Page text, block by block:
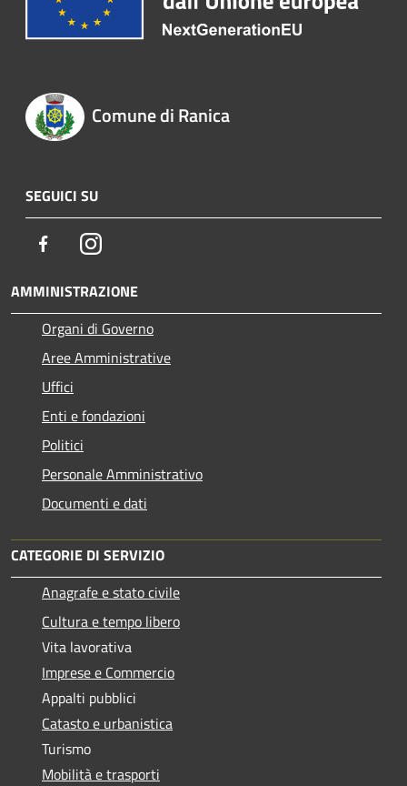
Comune di Ranica
SEGUICI SU
FacebookInstagram
AMMINISTRAZIONE
Organi di Governo
Aree Amministrative
Uffici
Enti e fondazioni
Politici
Personale Amministrativo
Documenti e dati
CATEGORIE DI SERVIZIO
Anagrafe e stato civile
Cultura e tempo libero
Vita lavorativa
Imprese e Commercio
Appalti pubblici
Catasto e urbanistica
Turismo
Mobilità e trasporti